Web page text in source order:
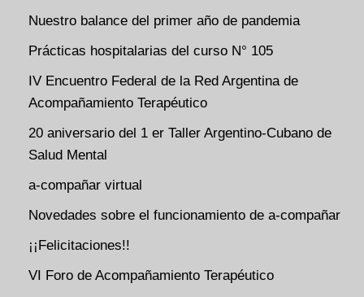
Nuestro balance del primer año de pandemia
Prácticas hospitalarias del curso N° 105
IV Encuentro Federal de la Red Argentina de
Acompañamiento Terapéutico
20 aniversario del 1 er Taller Argentino-Cubano de
Salud Mental
a-compañar virtual
Novedades sobre el funcionamiento de a-compañar
¡¡Felicitaciones!!
VI Foro de Acompañamiento Terapéutico